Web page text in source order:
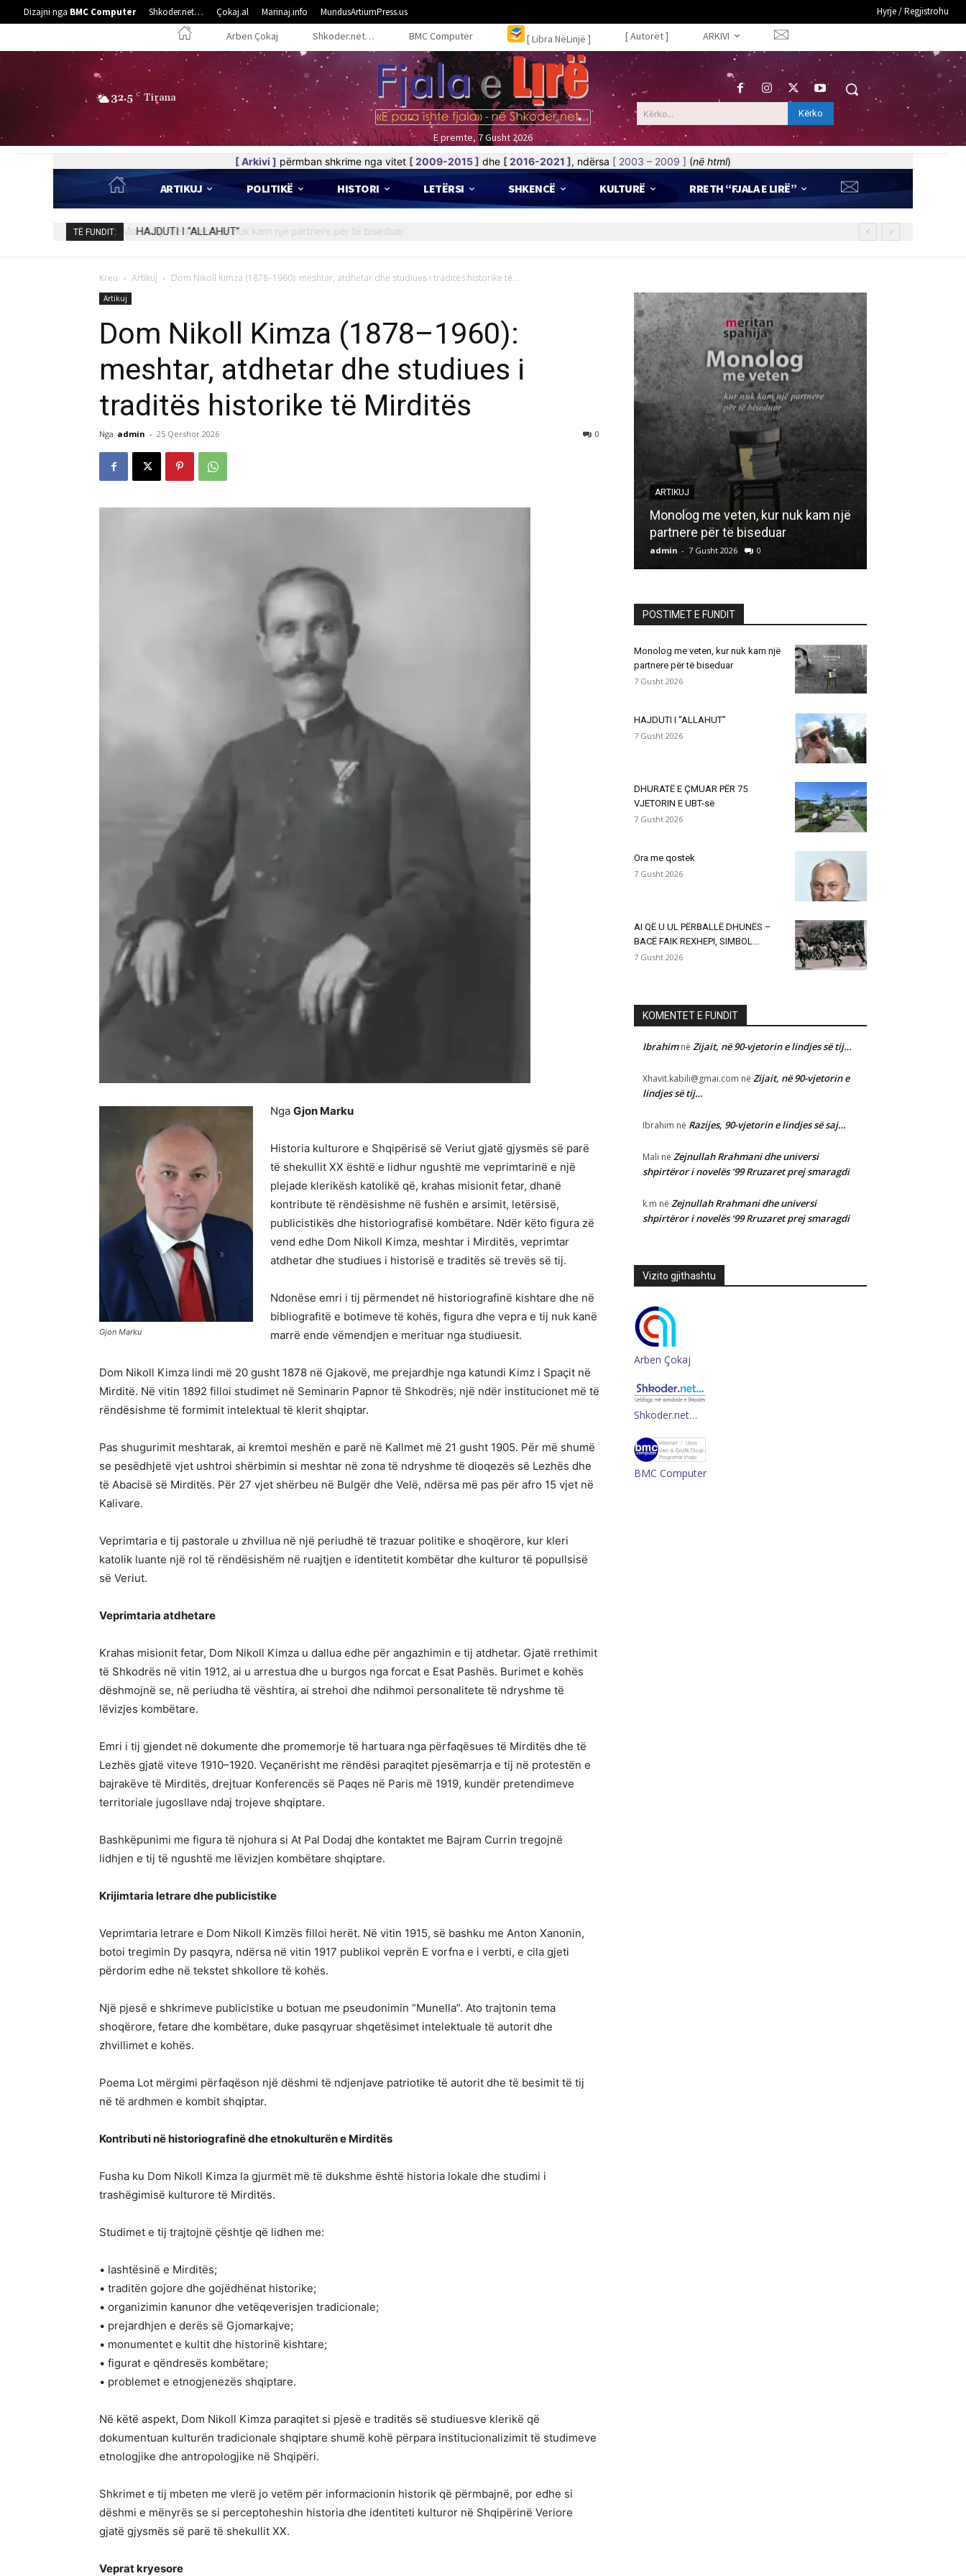
Dizajni nga BMC Computer Shkoder.net… Çokaj.al Marinaj.info MundusArtiumPress.us Hyrje / Regjistrohu
Arben Çokaj Shkoder.net… BMC Computer [ Libra NëLinjë ] [ Autorët ] ARKIVI
32.5 C Tirana
E premte, 7 Gusht 2026
Kërko... Kërko
[ Arkivi ] përmban shkrime nga vitet [ 2009-2015 ] dhe [ 2016-2021 ], ndërsa [ 2003 – 2009 ] (në html)
ARTIKUJ POLITIKË HISTORI LETËRSI SHKENCË KULTURË RRETH “FJALA E LIRË”
TË FUNDIT: HAJDUTI I “ALLAHUT”
Kreu Artikuj Dom Nikoll Kimza (1878–1960): meshtar, atdhetar dhe studiues i traditës historike të...
Artikuj
Dom Nikoll Kimza (1878–1960):
meshtar, atdhetar dhe studiues i
traditës historike të Mirditës
Nga admin - 25 Qershor 2026 0
Gjon Marku
Nga Gjon Marku
Historia kulturore e Shqipërisë së Veriut gjatë gjysmës së parë
të shekullit XX është e lidhur ngushtë me veprimtarinë e një
plejade klerikësh katolikë që, krahas misionit fetar, dhanë
kontribute të rëndësishme në fushën e arsimit, letërsisë,
publicistikës dhe historiografisë kombëtare. Ndër këto figura zë
vend edhe Dom Nikoll Kimza, meshtar i Mirditës, veprimtar
atdhetar dhe studiues i historisë e traditës së trevës së tij.
Ndonëse emri i tij përmendet në historiografinë kishtare dhe në
bibliografitë e botimeve të kohës, figura dhe vepra e tij nuk kanë
marrë ende vëmendjen e merituar nga studiuesit.
Dom Nikoll Kimza lindi më 20 gusht 1878 në Gjakovë, me prejardhje nga katundi Kimz i Spaçit në
Mirditë. Në vitin 1892 filloi studimet në Seminarin Papnor të Shkodrës, një ndër institucionet më të
rëndësishme të formimit intelektual të klerit shqiptar.
Pas shugurimit meshtarak, ai kremtoi meshën e parë në Kallmet më 21 gusht 1905. Për më shumë
se pesëdhjetë vjet ushtroi shërbimin si meshtar në zona të ndryshme të dioqezës së Lezhës dhe
të Abacisë së Mirditës. Për 27 vjet shërbeu në Bulgër dhe Velë, ndërsa më pas për afro 15 vjet në
Kalivare.
Veprimtaria e tij pastorale u zhvillua në një periudhë të trazuar politike e shoqërore, kur kleri
katolik luante një rol të rëndësishëm në ruajtjen e identitetit kombëtar dhe kulturor të popullsisë
së Veriut.
Veprimtaria atdhetare
Krahas misionit fetar, Dom Nikoll Kimza u dallua edhe për angazhimin e tij atdhetar. Gjatë rrethimit
të Shkodrës në vitin 1912, ai u arrestua dhe u burgos nga forcat e Esat Pashës. Burimet e kohës
dëshmojnë se, në periudha të vështira, ai strehoi dhe ndihmoi personalitete të ndryshme të
lëvizjes kombëtare.
Emri i tij gjendet në dokumente dhe promemorje të hartuara nga përfaqësues të Mirditës dhe të
Lezhës gjatë viteve 1910–1920. Veçanërisht me rëndësi paraqitet pjesëmarrja e tij në protestën e
bajrakëve të Mirditës, drejtuar Konferencës së Paqes në Paris më 1919, kundër pretendimeve
territoriale jugosllave ndaj trojeve shqiptare.
Bashkëpunimi me figura të njohura si At Pal Dodaj dhe kontaktet me Bajram Currin tregojnë
lidhjen e tij të ngushtë me lëvizjen kombëtare shqiptare.
Krijimtaria letrare dhe publicistike
Veprimtaria letrare e Dom Nikoll Kimzës filloi herët. Në vitin 1915, së bashku me Anton Xanonin,
botoi tregimin Dy pasqyra, ndërsa në vitin 1917 publikoi veprën E vorfna e i verbti, e cila gjeti
përdorim edhe në tekstet shkollore të kohës.
Një pjesë e shkrimeve publicistike u botuan me pseudonimin “Munella”. Ato trajtonin tema
shoqërore, fetare dhe kombëtare, duke pasqyruar shqetësimet intelektuale të autorit dhe
zhvillimet e kohës.
Poema Lot mërgimi përfaqëson një dëshmi të ndjenjave patriotike të autorit dhe të besimit të tij
në të ardhmen e kombit shqiptar.
Kontributi në historiografinë dhe etnokulturën e Mirditës
Fusha ku Dom Nikoll Kimza la gjurmët më të dukshme është historia lokale dhe studimi i
trashëgimisë kulturore të Mirditës.
Studimet e tij trajtojnë çështje që lidhen me:
• lashtësinë e Mirditës;
• traditën gojore dhe gojëdhënat historike;
• organizimin kanunor dhe vetëqeverisjen tradicionale;
• prejardhjen e derës së Gjomarkajve;
• monumentet e kultit dhe historinë kishtare;
• figurat e qëndresës kombëtare;
• problemet e etnogjenezës shqiptare.
Në këtë aspekt, Dom Nikoll Kimza paraqitet si pjesë e traditës së studiuesve klerikë që
dokumentuan kulturën tradicionale shqiptare shumë kohë përpara institucionalizimit të studimeve
etnologjike dhe antropologjike në Shqipëri.
Shkrimet e tij mbeten me vlerë jo vetëm për informacionin historik që përmbajnë, por edhe si
dëshmi e mënyrës se si perceptoheshin historia dhe identiteti kulturor në Shqipërinë Veriore
gjatë gjysmës së parë të shekullit XX.
Veprat kryesore
ARTIKUJ
Monolog me veten, kur nuk kam një
partnere për të biseduar
admin - 7 Gusht 2026 0
POSTIMET E FUNDIT
Monolog me veten, kur nuk kam një
partnere për të biseduar
7 Gusht 2026
HAJDUTI I “ALLAHUT”
7 Gusht 2026
DHURATË E ÇMUAR PËR 75
VJETORIN E UBT-së
7 Gusht 2026
Ora me qostek
7 Gusht 2026
AI QË U UL PËRBALLË DHUNËS –
BACË FAIK REXHEPI, SIMBOL...
7 Gusht 2026
KOMENTET E FUNDIT
Ibrahimnë Zijait, në 90-vjetorin e lindjes së tij…
Xhavit.kabili@gmai.com në Zijait, në 90-vjetorin e
lindjes së tij…
Ibrahim në Razijes, 90-vjetorin e lindjes së saj…
Mali në Zejnullah Rrahmani dhe universi
shpirtëror i novelës ‘99 Rruzaret prej smaragdi
k.m në Zejnullah Rrahmani dhe universi
shpirtëror i novelës ‘99 Rruzaret prej smaragdi
Vizito gjithashtu
Arben Çokaj
Shkoder.net…
BMC Computer